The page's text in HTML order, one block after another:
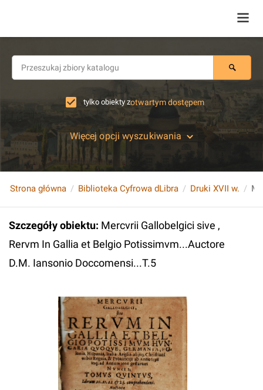
tylko obiekty zotwartym dostępem
Więcej opcji wyszukiwania
Strona główna Biblioteka Cyfrowa dLibra Druki XVII w.
Szczegóły obiektu: Mercvrii Gallobelgici sive ,
Rervm In Gallia et Belgio Potissimvm...Auctore
D.M. Iansonio Doccomensi...T.5